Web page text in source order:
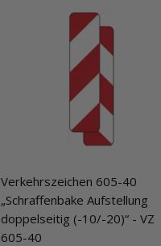
Verkehrszeichen 605-40
„Schraffenbake Aufstellung
doppelseitig (-10/-20)“ - VZ
605-40